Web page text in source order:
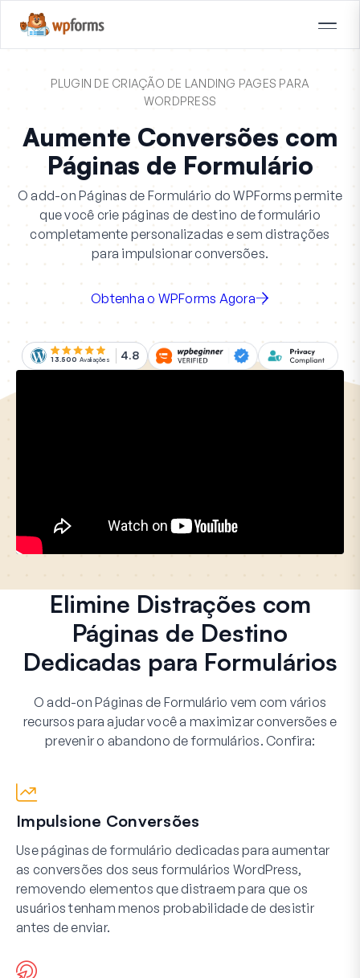
PLUGIN DE CRIAÇÃO DE LANDING PAGES PARA
WORDPRESS
Aumente Conversões com
Páginas de Formulário
O add-on Páginas de Formulário do WPForms permite
que você crie páginas de destino de formulário
completamente personalizadas e sem distrações
para impulsionar conversões.
Obtenha o WPForms Agora
13.500 Avaliações 4.8
Elimine Distrações com
Páginas de Destino
Dedicadas para Formulários
O add-on Páginas de Formulário vem com vários
recursos para ajudar você a maximizar conversões e
prevenir o abandono de formulários. Confira:
Impulsione Conversões
Use páginas de formulário dedicadas para aumentar
as conversões dos seus formulários WordPress,
removendo elementos que distraem para que os
usuários tenham menos probabilidade de desistir
antes de enviar.